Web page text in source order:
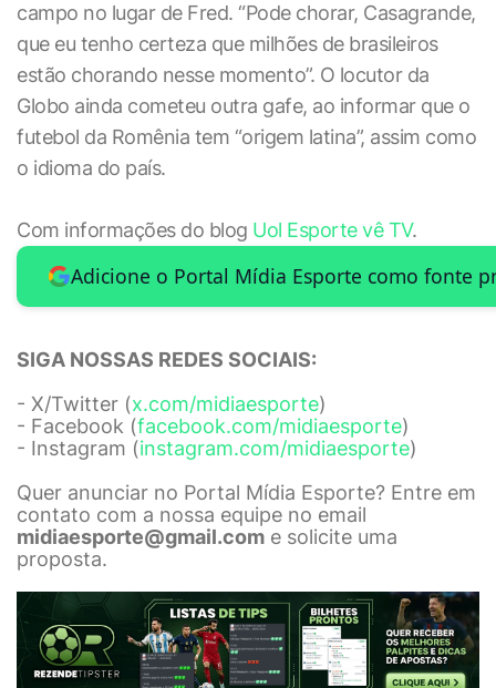
campo no lugar de Fred. “Pode chorar, Casagrande,
que eu tenho certeza que milhões de brasileiros
estão chorando nesse momento”. O locutor da
Globo ainda cometeu outra gafe, ao informar que o
futebol da Romênia tem “origem latina”, assim como
o idioma do país.
Com informações do blog Uol Esporte vê TV.
Adicione o Portal Mídia Esporte como fonte
SIGA NOSSAS REDES SOCIAIS:
- X/Twitter (x.com/midiaesporte)
- Facebook (facebook.com/midiaesporte)
- Instagram (instagram.com/midiaesporte)
Quer anunciar no Portal Mídia Esporte? Entre em
contato com a nossa equipe no email
midiaesporte@gmail.com e solicite uma
proposta.